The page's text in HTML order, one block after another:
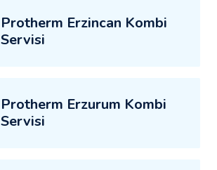
Protherm Erzincan Kombi
Servisi
Protherm Erzurum Kombi
Servisi